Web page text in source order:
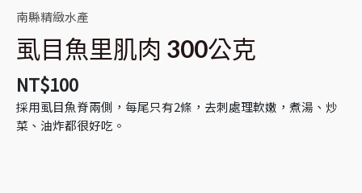
南縣精緻水產
虱目魚里肌肉 300公克
NT$100
採用虱目魚脊兩側，每尾只有2條，去刺處理軟嫩，煮湯、炒
菜、油炸都很好吃。